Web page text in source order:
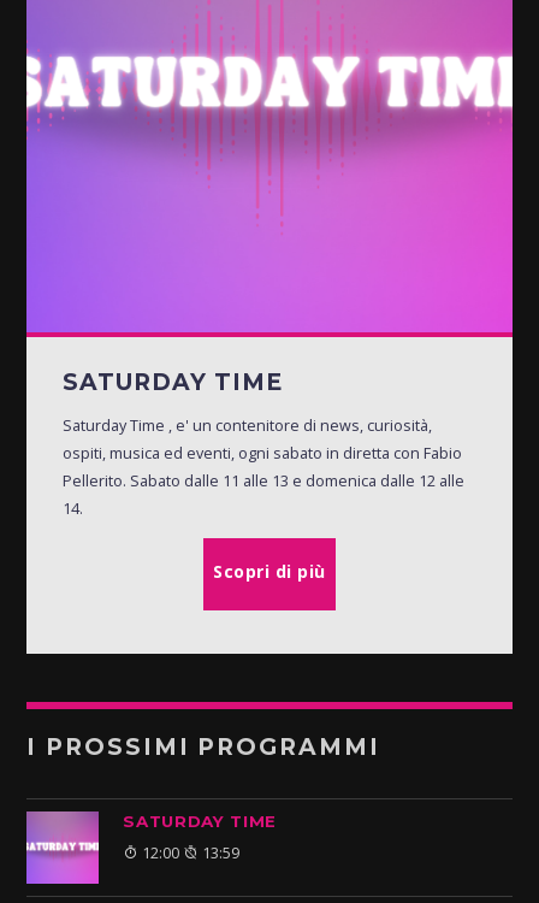
SATURDAY TIME
Saturday Time , e' un contenitore di news, curiosità,
ospiti, musica ed eventi, ogni sabato in diretta con Fabio
Pellerito. Sabato dalle 11 alle 13 e domenica dalle 12 alle
14.
Scopri di più
I PROSSIMI PROGRAMMI
SATURDAY TIME
12:00 13:59